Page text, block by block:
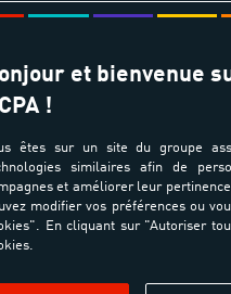
sportifs font
des projets
et de
et bienvenue
!
êtes sur un site du groupe
similaires afin de
et améliorer leur
modifier vos préférences ou
En cliquant sur "Autoriser